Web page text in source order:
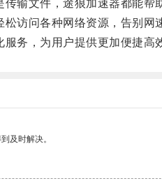
文件，途狼加速器都能帮
问各种网络资源，告别网
，为用户提供更加便捷高
及时解决。